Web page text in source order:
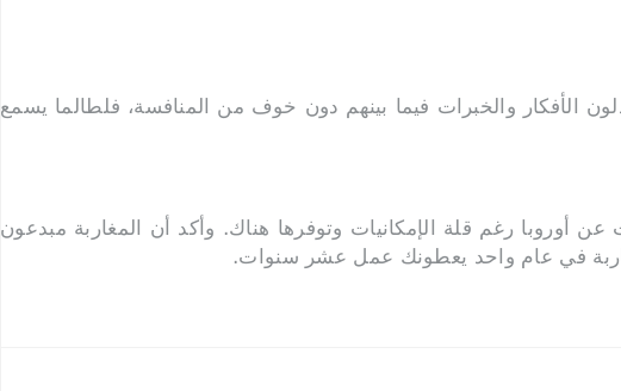
الأفكار والخبرات فيما بينهم دون خوف من المنافسة، فلطالما يسمع
أوروبا رغم قلة الإمكانيات وتوفرها هناك. وأكد أن المغاربة مبدعون
في عام واحد يعطونك عمل عشر سنوات.